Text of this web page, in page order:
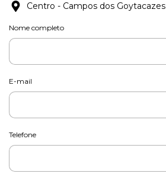
Centro - Campos dos Goytacazes
Nome completo
E-mail
Telefone